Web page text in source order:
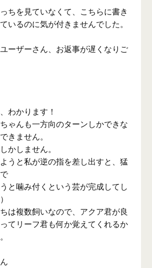
ちを見ていなくて、こちらに書き
いるのに気が付きませんでした。
ーザーさん、お返事が遅くなりご
わかります！
ゃんも一方向のターンしかできな
きません。
かしません。
うと私が逆の指を差し出すと、猛
と噛み付くという芸が完成してし
は複数飼いなので、アクア君が良
てリーフ君も何か覚えてくれるか